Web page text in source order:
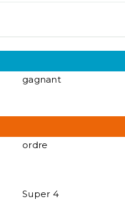
gagnant
ordre
Super 4